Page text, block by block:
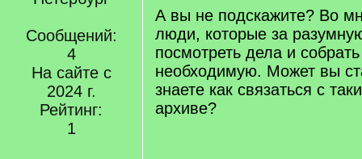
Сообщений:
4
На сайте с
2024 г.
Рейтинг:
1
А вы не подскажите? Во
люди, которые за
посмотреть дела и
необходимую. Может вы
знаете как связаться с
архиве?